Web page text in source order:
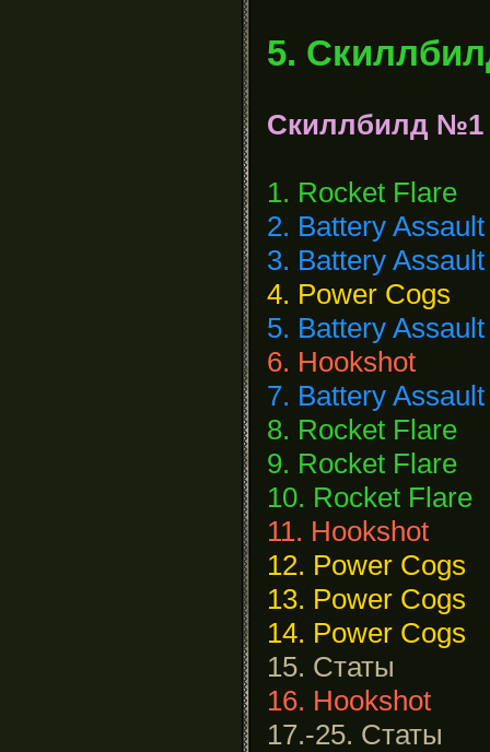
5.
Скиллбилд №1
1. Rocket Flare
2. Battery Assault
3. Battery Assault
4. Power Cogs
5. Battery Assault
6. Hookshot
7. Battery Assault
8. Rocket Flare
9. Rocket Flare
10. Rocket Flare
11. Hookshot
12. Power Cogs
13. Power Cogs
14. Power Cogs
15. Статы
16. Hookshot
17.-25. Статы